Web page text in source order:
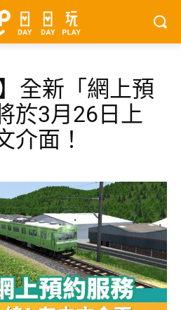
全新「網上預
於3月26日上
介面！